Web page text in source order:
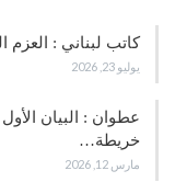
كاتب لبناني :
يوليو 23, 2026
عطوان : البيان
خريطة…
مارس 12, 2026